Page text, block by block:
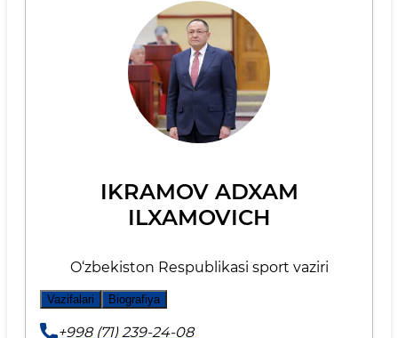
IKRAMOV ADXAM
ILXAMOVICH
O‘zbekiston Respublikasi sport vaziri
Vazifalari Biografiya
+998 (71) 239-24-08